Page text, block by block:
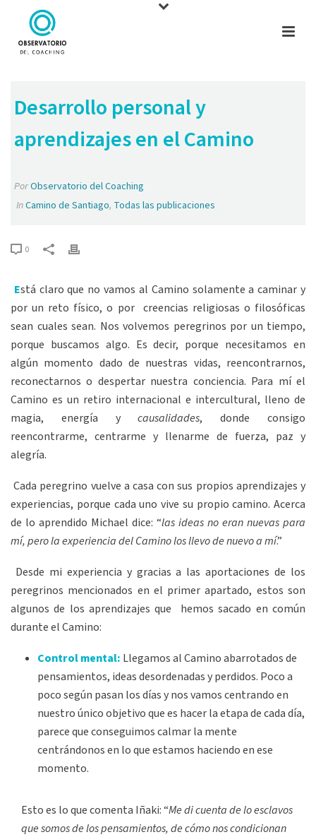
Desarrollo personal y
aprendizajes en el Camino
PorObservatorio del Coaching
InCamino de Santiago, Todas las publicaciones
0
Está claro que no vamos al Camino solamente a caminar y
por un reto físico, o por creencias religiosas o filosóficas
sean cuales sean. Nos volvemos peregrinos por un tiempo,
porque buscamos algo. Es decir, porque necesitamos en
algún momento dado de nuestras vidas, reencontrarnos,
reconectarnos o despertar nuestra conciencia. Para mí el
Camino es un retiro internacional e intercultural, lleno de
magia, energía ycausalidades, donde consigo
reencontrarme, centrarme y llenarme de fuerza, paz y
alegría.
Cada peregrino vuelve a casa con sus propios aprendizajes y
experiencias, porque cada uno vive su propio camino. Acerca
de lo aprendido Michael dice: “las ideas no eran nuevas para
mí, pero la experiencia del Camino los llevo de nuevo a mí.”
Desde mi experiencia y gracias a las aportaciones de los
peregrinos mencionados en el primer apartado, estos son
algunos de los aprendizajes que hemos sacado en común
durante el Camino:
Control mental: Llegamos al Camino abarrotados de
pensamientos, ideas desordenadas y perdidos. Poco a
poco según pasan los días y nos vamos centrando en
nuestro único objetivo que es hacer la etapa de cada día,
parece que conseguimos calmar la mente
centrándonos en lo que estamos haciendo en ese
momento.
Esto es lo que comenta Iñaki: “Me di cuenta de lo esclavos
que somos de los pensamientos, de cómo nos condicionan